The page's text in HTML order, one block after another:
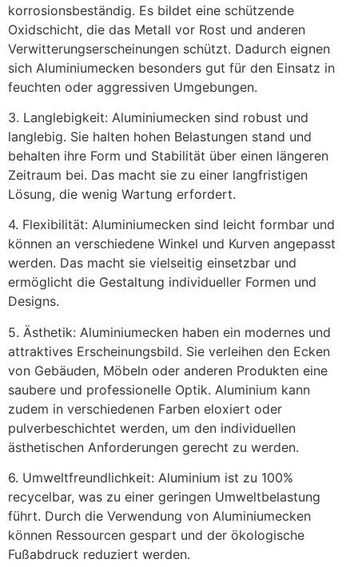
korrosionsbeständig. Es bildet eine schützende
Oxidschicht, die das Metall vor Rost und anderen
Verwitterungserscheinungen schützt. Dadurch eignen
sich Aluminiumecken besonders gut für den Einsatz in
feuchten oder aggressiven Umgebungen.
3. Langlebigkeit: Aluminiumecken sind robust und
langlebig. Sie halten hohen Belastungen stand und
behalten ihre Form und Stabilität über einen längeren
Zeitraum bei. Das macht sie zu einer langfristigen
Lösung, die wenig Wartung erfordert.
4. Flexibilität: Aluminiumecken sind leicht formbar und
können an verschiedene Winkel und Kurven angepasst
werden. Das macht sie vielseitig einsetzbar und
ermöglicht die Gestaltung individueller Formen und
Designs.
5. Ästhetik: Aluminiumecken haben ein modernes und
attraktives Erscheinungsbild. Sie verleihen den Ecken
von Gebäuden, Möbeln oder anderen Produkten eine
saubere und professionelle Optik. Aluminium kann
zudem in verschiedenen Farben eloxiert oder
pulverbeschichtet werden, um den individuellen
ästhetischen Anforderungen gerecht zu werden.
6. Umweltfreundlichkeit: Aluminium ist zu 100%
recycelbar, was zu einer geringen Umweltbelastung
führt. Durch die Verwendung von Aluminiumecken
können Ressourcen gespart und der ökologische
Fußabdruck reduziert werden.